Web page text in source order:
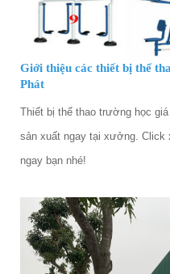
Giới thiệu các thiết bị thể
Phát
Thiết bị thể thao trường học
sản xuất ngay tại xưởng. Click
ngay bạn nhé!